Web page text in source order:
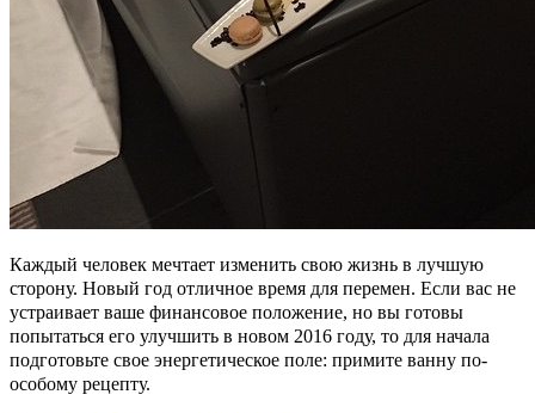
Каждый человек мечтает изменить свою жизнь в лучшую
сторону. Новый год отличное время для перемен. Если вас не
устраивает ваше финансовое положение, но вы готовы
попытаться его улучшить в новом 2016 году, то для начала
подготовьте свое энергетическое поле: примите ванну по-
особому рецепту.